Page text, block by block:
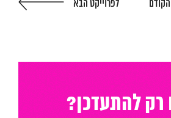
לפרוייקט הבא
רק להתעדכן?